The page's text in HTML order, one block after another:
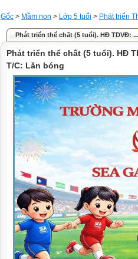
Gốc > Mầm non > Lớp 5 tuổi > Phát triển
Phát triển thể chất (5 tuổi). HĐ TDVĐ:
Phát triển thể chất (5 tuổi). HĐ
T/C: Lăn bóng